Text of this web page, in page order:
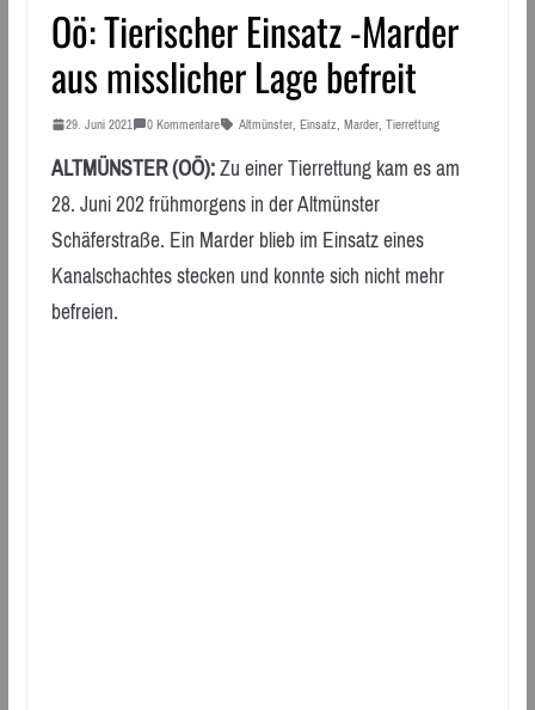
Oö: Tierischer Einsatz -Marder
aus misslicher Lage befreit
29. Juni 2021 0 Kommentare Altmünster, Einsatz, Marder, Tierrettung
ALTMÜNSTER (OÖ):Zu einer Tierrettung kam es am
28. Juni 202 frühmorgens in der Altmünster
Schäferstraße. Ein Marder blieb im Einsatz eines
Kanalschachtes stecken und konnte sich nicht mehr
befreien.